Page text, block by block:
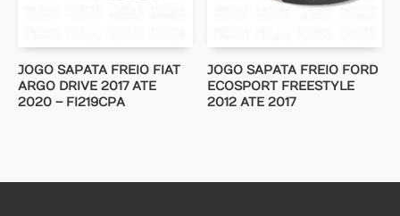
JOGO SAPATA FREIO FIAT
ARGO DRIVE 2017 ATE
2020 – FI219CPA
JOGO SAPATA FREIO FORD
ECOSPORT FREESTYLE
2012 ATE 2017